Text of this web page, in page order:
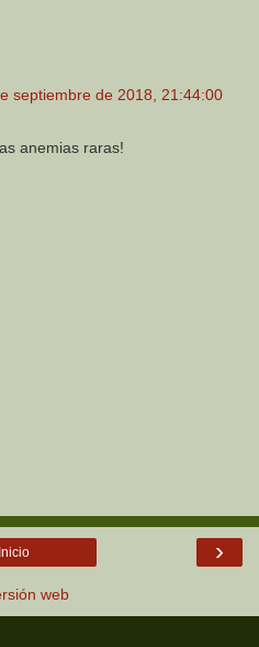
septiembre de 2018, 21:44:00
anemias raras!
›
Inicio
web